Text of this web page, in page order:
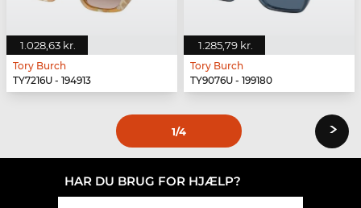
1.028,63 kr.
Tory Burch
TY7216U - 194913
1.285,79 kr.
Tory Burch
TY9076U - 199180
1/4 ›
HAR DU BRUG FOR HJÆLP?